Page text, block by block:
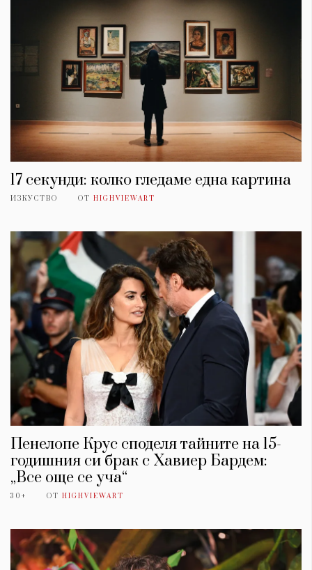
17 секунди: колко гледаме една картина
ИЗКУСТВО ОТ HIGHVIEWART
Пенелопе Крус споделя тайните на 15-
годишния си брак с Хавиер Бардем:
„Все още се уча“
30+ ОТ HIGHVIEWART